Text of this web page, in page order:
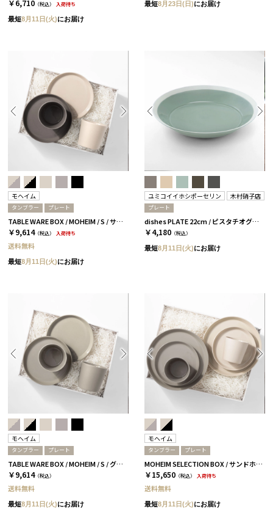
￥6,710 （税込） 入荷待ち
最短8月11日(火)にお届け
最短8月23日(日)にお届け
モヘイム
タンブラー プレート
TABLE WARE BOX / MOHEIM / S / サンドホワイト＆ブラック
￥9,614（税込） 入荷待ち
送料無料
最短8月11日(火)にお届け
ユミコイイホシポーセリン 木村硝子店
プレート
dishes PLATE 22cm / ピスタチオグリーン［イイホシユミコ×木村硝子店］
￥4,180 （税込）
最短8月11日(火)にお届け
モヘイム
タンブラー プレート
TABLE WARE BOX / MOHEIM / S / グレー
￥9,614（税込）
送料無料
最短8月11日(火)にお届け
モヘイム
タンブラー プレート
MOHEIM SELECTION BOX / サンドホワイト＆グレー
￥15,650 （税込） 入荷待ち
送料無料
最短8月11日(火)にお届け